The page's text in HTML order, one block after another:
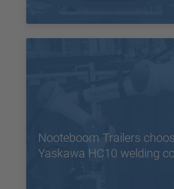
Nooteboom Trailers
Yaskawa HC10 welding